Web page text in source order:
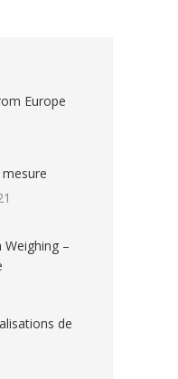
Europe
Weighing –
de